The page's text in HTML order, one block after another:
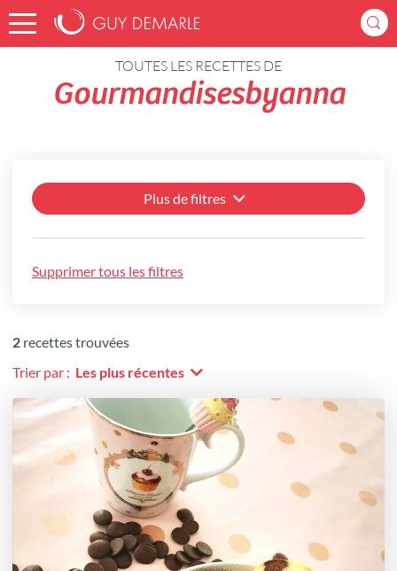
Accueil Recettes
TOUTES LES RECETTES DE
Gourmandisesbyanna
Plus de filtres
Supprimer tous les filtres
2 recettes trouvées
Trier par : Les plus récentes